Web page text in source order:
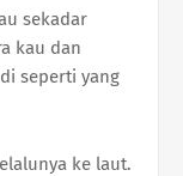
sekadar
kau dan
seperti yang
ke laut.